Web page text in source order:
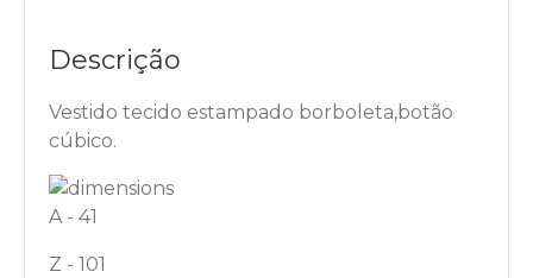
Descrição
Vestido tecido estampado borboleta,botão
cúbico.
A - 41
Z - 101